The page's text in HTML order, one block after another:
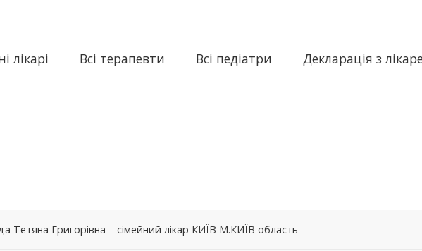
лікарі Всі терапевти Всі педіатри Декларація з
Тетяна Григорівна – сімейний лікар КИЇВ М.КИЇВ область